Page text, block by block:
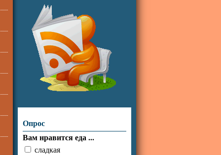
Опрос
Вам нравится еда ...
сладкая